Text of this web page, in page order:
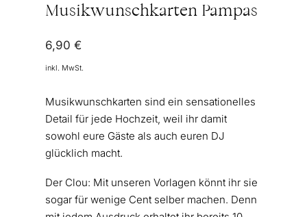
Musikwunschkarten Pampas
6,90 €
inkl. MwSt.
Musikwunschkarten sind ein sensationelles
Detail für jede Hochzeit, weil ihr damit
sowohl eure Gäste als auch euren DJ
glücklich macht.
Der Clou: Mit unseren Vorlagen könnt ihr sie
sogar für wenige Cent selber machen. Denn